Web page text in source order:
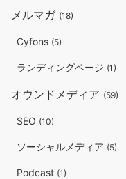
メルマガ (18)
Cyfons (5)
ランディングページ (1)
オウンドメディア (59)
SEO (10)
ソーシャルメディア (5)
Podcast (1)